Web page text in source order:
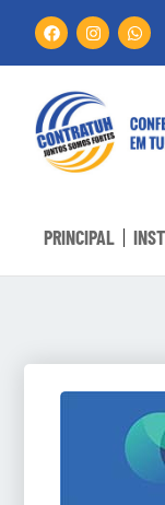
PRINCIPAL